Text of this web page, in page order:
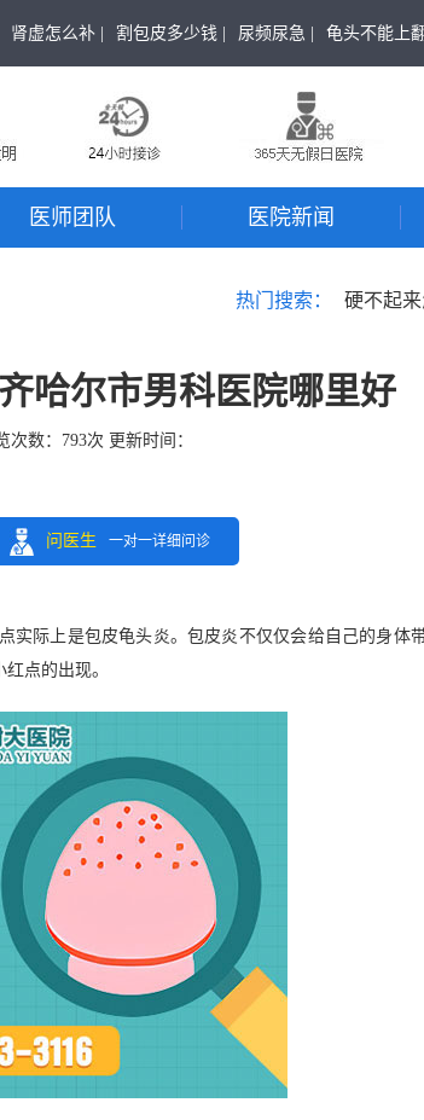
肾虚怎么补 | 割包皮多少钱 | 尿频尿急 | 龟头不能上翻
医师团队 医院新闻
热门搜索： 硬不起
哈尔市男科医院哪里好
次数： 793次 更新时间：
问医生 一对一详细问诊
际上是包皮龟头炎。包皮炎不仅仅会给自己的身体
点的出现。